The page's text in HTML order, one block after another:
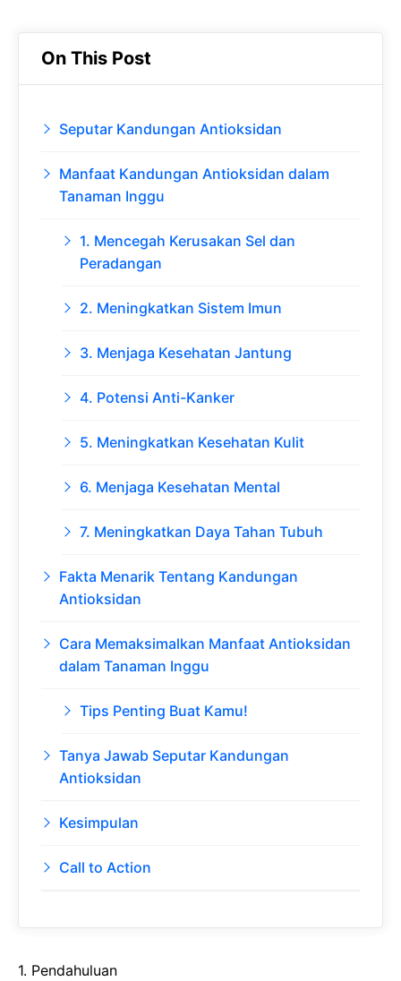
On This Post
Seputar Kandungan Antioksidan
Manfaat Kandungan Antioksidan dalam
Tanaman Inggu
1. Mencegah Kerusakan Sel dan
Peradangan
2. Meningkatkan Sistem Imun
3. Menjaga Kesehatan Jantung
4. Potensi Anti-Kanker
5. Meningkatkan Kesehatan Kulit
6. Menjaga Kesehatan Mental
7. Meningkatkan Daya Tahan Tubuh
Fakta Menarik Tentang Kandungan
Antioksidan
Cara Memaksimalkan Manfaat Antioksidan
dalam Tanaman Inggu
Tips Penting Buat Kamu!
Tanya Jawab Seputar Kandungan
Antioksidan
Kesimpulan
Call to Action
1. Pendahuluan